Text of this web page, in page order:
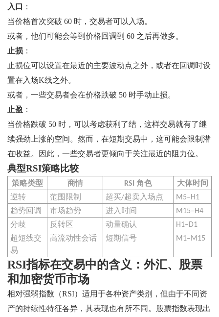
入口
：
当价格首次突破 60 时，交易者可以入场。
或者，他们可能会等到价格回调到 60 之后再做多。
止损 ：
止损位可以设置在最近的主要波动点之外，或者在回调时设
置在入场K线之外。
或者，一些交易者会在价格跌破 50 时手动止损。
止盈 ：
当价格跌破 50 时，可以考虑获利了结，这样交易就有了继
续强劲上涨的空间。然而，在短期交易中，这可能会限制潜
在收益。因此，一些交易者更倾向于关注最近的阻力位。
典型RSI策略比较
策略类型 商情 RSI 角色
大体时间
逆转
范围限制 超买/超卖入场点
M5–H1
趋势回调
市场趋势 进入时间
M15–H4
分歧
反转区 动量确认
H1–D1
超短线交
易
高流动性会话 短期信号 M1–M15
RSI指标在交易中的含义：外汇、股票
和加密货币市场
相对强弱指数（RSI）适用于各种资产类别，但由于不同资
产的持续性特征各异，其表现也有所不同。股票指数表现出